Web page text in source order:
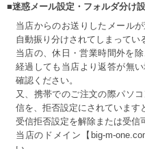
■迷惑メール設定・フォルダ分け設
当店からのお送りしたメール
自動振り分けされてしまってい
当店の、休日・営業時間外を
経過しても当店より返答が無
確認ください。
又、携帯でのご注文の際パソ
信を、拒否設定にされています
受信拒否設定を解除または受信
当店のドメイン【big-m-